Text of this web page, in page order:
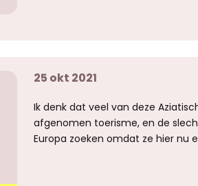
n
n
:
25 okt 2021
Ik denk dat veel van deze
afgenomen toerisme, en de
Europa zoeken omdat ze hier nu